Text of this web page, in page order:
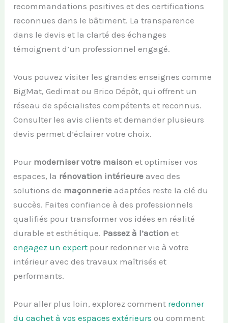
recommandations positives et des certifications
reconnues dans le bâtiment. La transparence
dans le devis et la clarté des échanges
témoignent d’un professionnel engagé.
Vous pouvez visiter les grandes enseignes comme
BigMat, Gedimat ou Brico Dépôt, qui offrent un
réseau de spécialistes compétents et reconnus.
Consulter les avis clients et demander plusieurs
devis permet d’éclairer votre choix.
Pour moderniser votre maison et optimiser vos
espaces, la rénovation intérieure avec des
solutions de maçonnerie adaptées reste la clé du
succès. Faites confiance à des professionnels
qualifiés pour transformer vos idées en réalité
durable et esthétique. Passez à l’action et
engagez un expert pour redonner vie à votre
intérieur avec des travaux maîtrisés et
performants.
Pour aller plus loin, explorez comment redonner
du cachet à vos espaces extérieurs ou comment